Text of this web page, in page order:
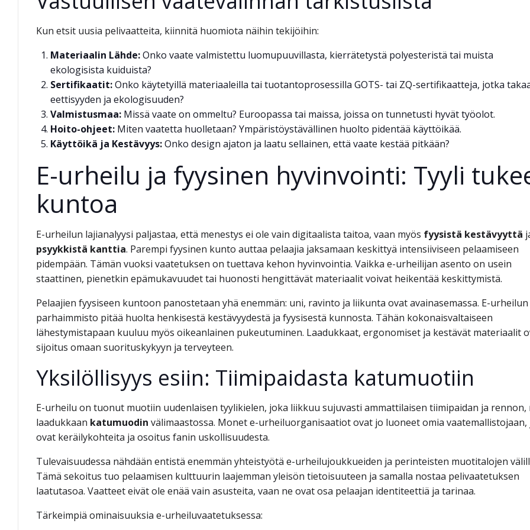
Kun etsit uusia pelivaatteita, kiinnitä huomiota näihin tekijöihin:
Materiaalin Lähde:Onko vaate valmistettu luomupuuvillasta, kierrätetystä polyesteristä tai muista
ekologisista kuiduista?
Sertifikaatit:Onko käytetyillä materiaaleilla tai tuotantoprosessilla GOTS- tai ZQ-sertifikaatteja, jotka
eettisyyden ja ekologisuuden?
Valmistusmaa: Missä vaate on ommeltu? Euroopassa tai maissa, joissa on tunnetusti hyvät työolot.
Hoito-ohjeet: Miten vaatetta huolletaan? Ympäristöystävällinen huolto pidentää käyttöikää.
Käyttöikä ja Kestävyys:Onko design ajaton ja laatu sellainen, että vaate kestää pitkään?
E-urheilu ja fyysinen hyvinvointi: Tyyli
kuntoa
E-urheilun lajianalyysi paljastaa, että menestys ei ole vain digitaalista taitoa, vaan myös fyysistä kestävyyttä
psyykkistä kanttia. Parempi fyysinen kunto auttaa pelaajia jaksamaan keskittyä intensiiviseen pelaamiseen
pidempään. Tämän vuoksi vaatetuksen on tuettava kehon hyvinvointia. Vaikka e-urheilijan asento on usein
staattinen, pienetkin epämukavuudet tai huonosti hengittävät materiaalit voivat heikentää keskittymistä.
Pelaajien fyysiseen kuntoon panostetaan yhä enemmän: uni, ravinto ja liikunta ovat avainasemassa. E-urheilun
parhaimmisto pitää huolta henkisestä kestävyydestä ja fyysisestä kunnosta. Tähän kokonaisvaltaiseen
lähestymistapaan kuuluu myös oikeanlainen pukeutuminen. Laadukkaat, ergonomiset ja kestävät materiaalit
sijoitus omaan suorituskykyyn ja terveyteen.
Yksilöllisyys esiin: Tiimipaidasta katumuotiin
E-urheilu on tuonut muotiin uudenlaisen tyylikielen, joka liikkuu sujuvasti ammattilaisen tiimipaidan ja rennon,
laadukkaan katumuodin välimaastossa. Monet e-urheiluorganisaatiot ovat jo luoneet omia vaatemallistojaan,
ovat keräilykohteita ja osoitus fanin uskollisuudesta.
Tulevaisuudessa nähdään entistä enemmän yhteistyötä e-urheilujoukkueiden ja perinteisten muotitalojen
Tämä sekoitus tuo pelaamisen kulttuurin laajemman yleisön tietoisuuteen ja samalla nostaa pelivaatetuksen
laatutasoa. Vaatteet eivät ole enää vain asusteita, vaan ne ovat osa pelaajan identiteettiä ja tarinaa.
Tärkeimpiä ominaisuuksia e-urheiluvaatetuksessa: